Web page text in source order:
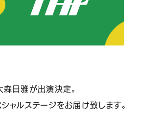
日雅が出演決定。
ルステージをお届け致します。